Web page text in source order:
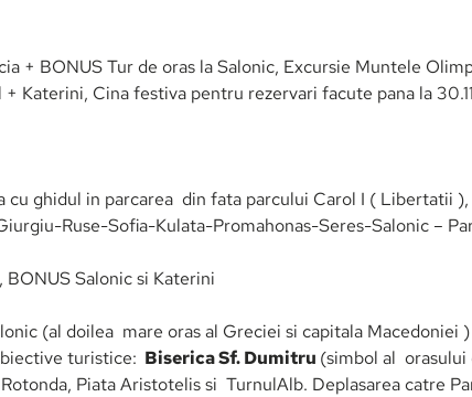
+ BONUS Tur de oras la Salonic, Excursie Muntele
Katerini, Cina festiva pentru rezervari facute pana la
ghidul in parcarea din fata parcului Carol I ( Libertatii
Ruse-Sofia-Kulata-Promahonas-Seres-Salonic –
, BONUS Salonic si Katerini
(al doilea mare oras al Greciei si capitala Macedoniei
turistice: Biserica Sf. Dumitru (simbol al orasului
Piata Aristotelis si TurnulAlb. Deplasarea catre